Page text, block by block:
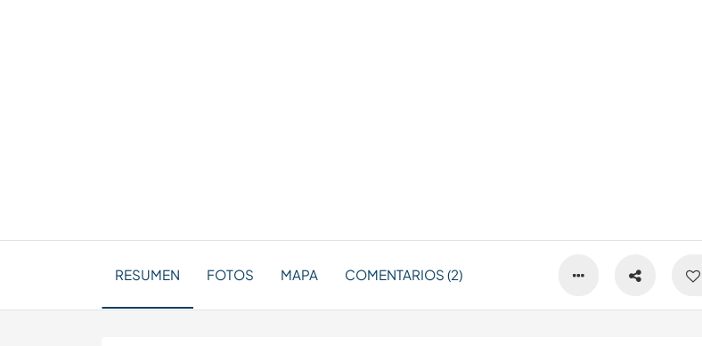
RESUMEN FOTOS MAPA COMENTARIOS (2)